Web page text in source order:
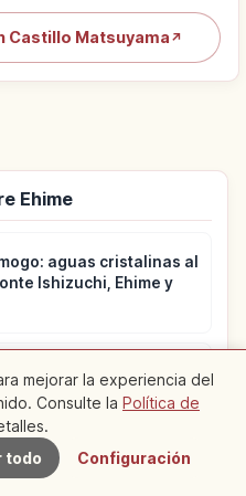
Castillo Matsuyama ↗
Ehime
aguas cristalinas al
Ishizuchi, Ehime y
en Ehime: qué es y cómo
en Japón
Cercanos
mejorar la experiencia del
Consulte la Política de
todo Configuración